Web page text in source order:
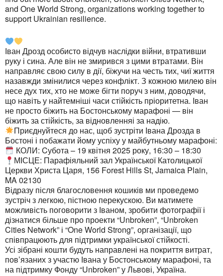
and One World Strong, organizations working together to
support Ukrainian resilience.
Іван Дрозд особисто відчув наслідки війни, втративши
руку і сина. Але він не змирився з цими втратами. Він
направляє свою силу в дії, біжучи на честь тих, чиї життя
назавжди змінилися через конфлікт. З кожною милею він
несе дух тих, хто не може бігти поруч з ним, доводячи,
що навіть у найтемніші часи стійкість пріоритетна. Іван
не просто біжить на Бостонському марафоні — він
біжить за стійкість, за відновленняі за надію.
Приєднуйтеся до нас, щоб зустріти Івана Дрозда в
Бостоні і побажати йому успіху у майбутньому марафоні:
КОЛИ: Cубота – 19 квітня 2025 року, 16:30 – 18:30
МІСЦЕ: Парафіяльний зал Української Католицької
Церкви Христа Царя, 156 Forest Hills St, Jamaica Plain,
MA 02130
Відразу після благословення кошиків ми проведемо
зустріч з легкою, пістною перекускою. Ви матимете
можливість поговорити з Іваном, зробити фотографії і
дізнатися більше про проекти “Unbroken”, “Unbroken
Cities Network” і “One World Strong”, організації, що
співпрацюють для підтримки української стійкості.
Усі зібрані кошти будуть направлені на покриття витрат,
пов’язаних з участю Івана у Бостонському марафоні, та
на підтримку Фонду “Unbroken” у Львові, Україна.